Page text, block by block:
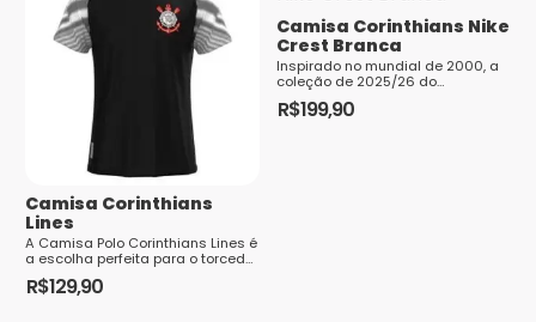
Nome
E-mail*
Camisa Corinthians
Lines
A Camisa Polo Corinthians Lines é
a escolha perfeita para o torcedor
que busca estilo, autenticidade e
elegância sem abrir mão da
R$129,90
Camisa Corinthians Nike
Crest Branca
Inspirado no mundial de 2000, a
coleção de 2025/26 do
Corinthians resgata a emoção
daquele título inesquecível,
R$199,90